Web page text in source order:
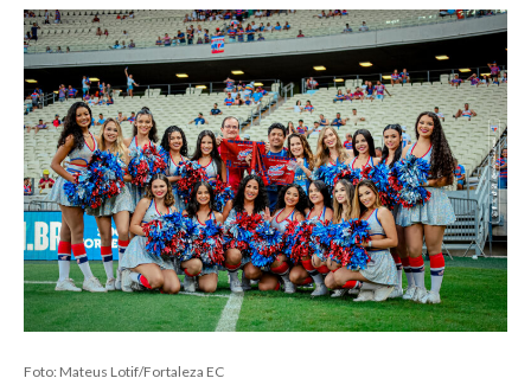
Foto: Mateus Lotif/Fortaleza EC